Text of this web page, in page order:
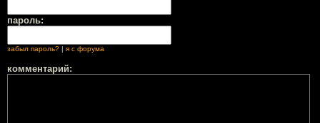
пароль:
забыл пароль? я с форума
комментарий: